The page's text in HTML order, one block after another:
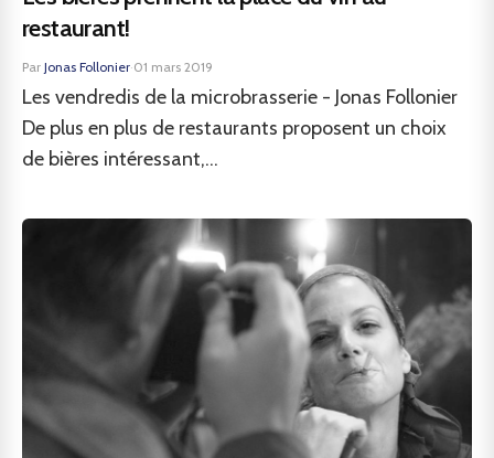
restaurant!
Par Jonas Follonier·01 mars 2019
Les vendredis de la microbrasserie - Jonas Follonier
De plus en plus de restaurants proposent un choix
de bières intéressant,...